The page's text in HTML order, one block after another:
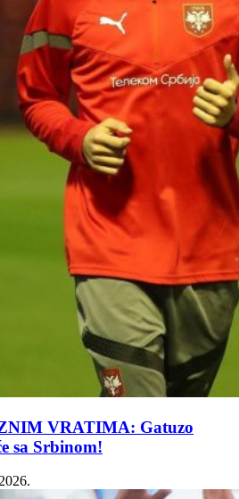
VRATIMA: Gatuzo
sa Srbinom!